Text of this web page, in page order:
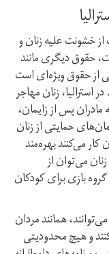
خشونت علیه زنان و
حقوق دیگری مانند
از حقوق ویژه‌ای است
استرالیا، زنان مهاجر
پس از زایمان،
حمایتی از زنان
می‌کنند بهره‌مند
می‌توان از
بازی برای کودکان
می‌توانند، همانند مردان
و هیچ محدودیتی